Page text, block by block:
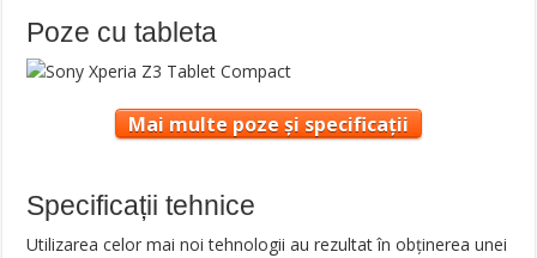
Poze cu tableta
Mai multe poze și specificații
Specificații tehnice
Utilizarea celor mai noi tehnologii au rezultat în obţinerea unei